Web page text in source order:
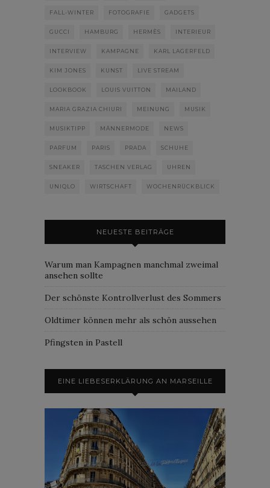
FALL-WINTER FOTOGRAFIE GADGETS
GUCCI HAMBURG HERMÈS INTERIEUR
INTERVIEW KAMPAGNE KARL LAGERFELD
KIM JONES KUNST LIVE STREAM
LOOKBOOK LOUIS VUITTON MAILAND
MARIA GRAZIA CHIURI MEINUNG MUSIK
MUSIKTIPP MÄNNERMODE NEWS
PARFUM PARIS PRADA SCHUHE
SNEAKER TASCHEN VERLAG UHREN
UNIQLO WIRTSCHAFT WOCHENRÜCKBLICK
NEUESTE BEITRÄGE
Warum man Kampagnen manchmal zweimal
ansehen sollte
Der schönste Kontrollverlust des Sommers
Oldtimer können mehr als schön aussehen
Pfingsten in Pastell
EINE LIEBESERKLÄRUNG AN MARSEILLE